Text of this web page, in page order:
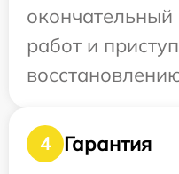
окончательный
работ и
4
Гарантия